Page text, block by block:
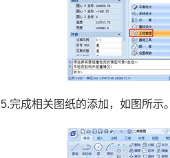
5.完成相关图纸的添加，如图所示。